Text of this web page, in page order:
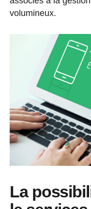
volumineux.
La